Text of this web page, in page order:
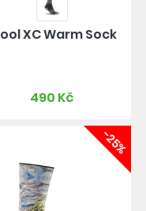
XC Warm Sock
490 Kč
-25%